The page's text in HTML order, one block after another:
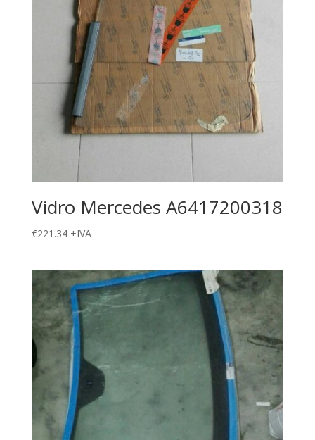
Vidro Mercedes A6417200318
€221.34 +IVA